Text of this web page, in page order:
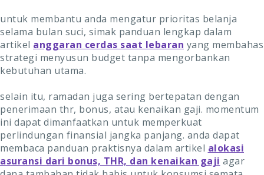
untuk membantu anda mengatur prioritas belanja
selama bulan suci, simak panduan lengkap dalam
artikel anggaran cerdas saat lebaran yang membahas
strategi menyusun budget tanpa mengorbankan
kebutuhan utama.
selain itu, ramadan juga sering bertepatan dengan
penerimaan thr, bonus, atau kenaikan gaji. momentum
ini dapat dimanfaatkan untuk memperkuat
perlindungan finansial jangka panjang. anda dapat
membaca panduan praktisnya dalam artikel alokasi
asuransi dari bonus, THR, dan kenaikan gaji agar